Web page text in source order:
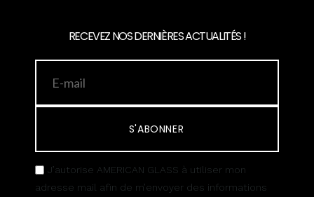
RECEVEZ NOS DERNIÈRES ACTUALITÉS !
S'ABONNER
J’autorise AMERICAN GLASS à utiliser mon
adresse mail afin de m’envoyer des informations